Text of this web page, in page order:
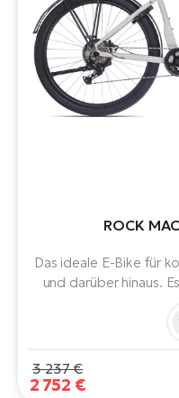
ROCK
Das ideale E-Bike für
und darüber hinaus.
einen 625 Wh Akku,
3 237 €
2 752 €